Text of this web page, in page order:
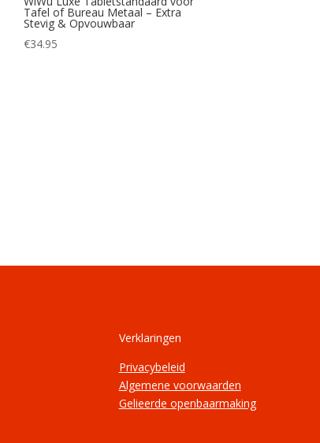
Tafel of Bureau Metaal – Extra
Stevig & Opvouwbaar
€34.95
Verklaringen
Privacybeleid
Algemene voorwaarden
Gelieerde openbaarmaking